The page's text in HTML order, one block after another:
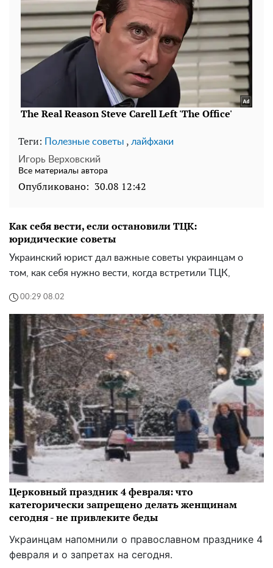
Теги: Полезные советы , лайфхаки
Игорь Верховский
Все материалы автора
Опубликовано: 30.08 12:42
Как себя вести, если остановили ТЦК:
юридические советы
Украинский юрист дал важные советы украинцам о
том, как себя нужно вести, когда встретили ТЦК,
00:29 08.02
Церковный праздник 4 февраля: что
категорически запрещено делать женщинам
сегодня - не привлеките беды
Украинцам напомнили о православном празднике 4
февраля и о запретах на сегодня.